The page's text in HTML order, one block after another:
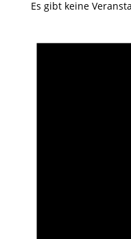
Es gibt keine